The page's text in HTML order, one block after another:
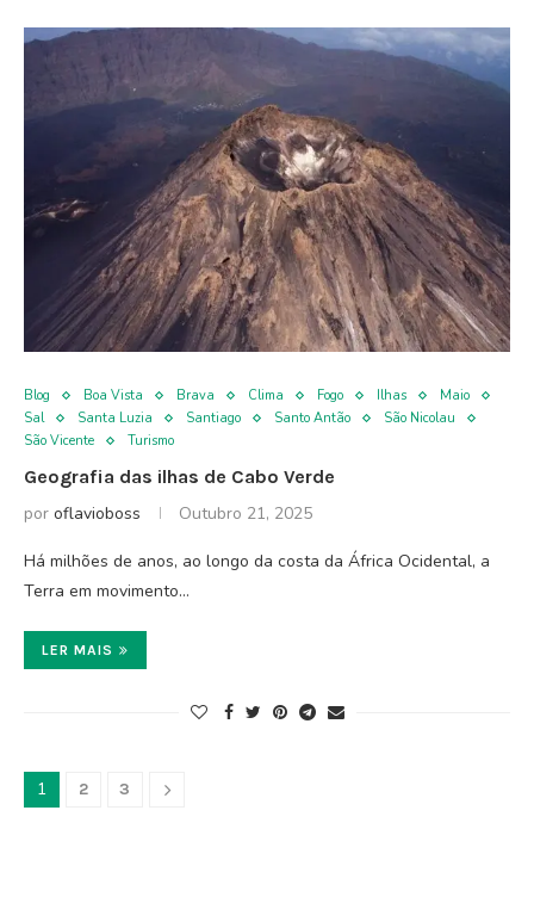
Blog Boa Vista Brava Clima Fogo Ilhas
Maio
Sal
Santa Luzia Santiago Santo Antão
São Nicolau
São Vicente
Turismo
Geografia das ilhas de Cabo Verde
por oflavioboss Outubro 21, 2025
Há milhões de anos, ao longo da costa da África Ocidental, a
Terra em movimento…
LER MAIS
1 2 3